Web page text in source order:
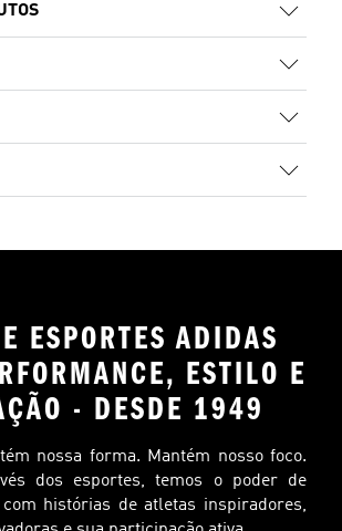
ESPORTES ADIDAS
ESTILO E
- DESDE 1949
nossa forma. Mantém nosso foco.
dos esportes, temos o poder de
histórias de atletas inspiradores,